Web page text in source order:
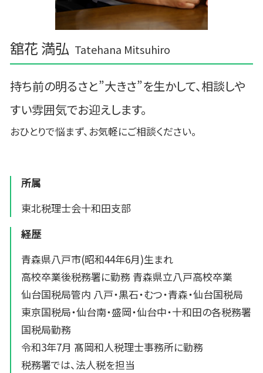
舘花 満弘 Tatehana Mitsuhiro
持ち前の明るさと”大きさ”を生かして、相談しや
すい雰囲気でお迎えします。
おひとりで悩まず、お気軽にご相談ください。
所属
東北税理士会十和田支部
経歴
青森県八戸市(昭和44年6月)生まれ
高校卒業後税務署に勤務 青森県立八戸高校卒業
仙台国税局管内 八戸・黒石・むつ・青森・仙台国税局
東京国税局・仙台南・盛岡・仙台中・十和田の各税務署
国税局勤務
令和3年7月 髙岡和人税理士事務所に勤務
税務署では、法人税を担当